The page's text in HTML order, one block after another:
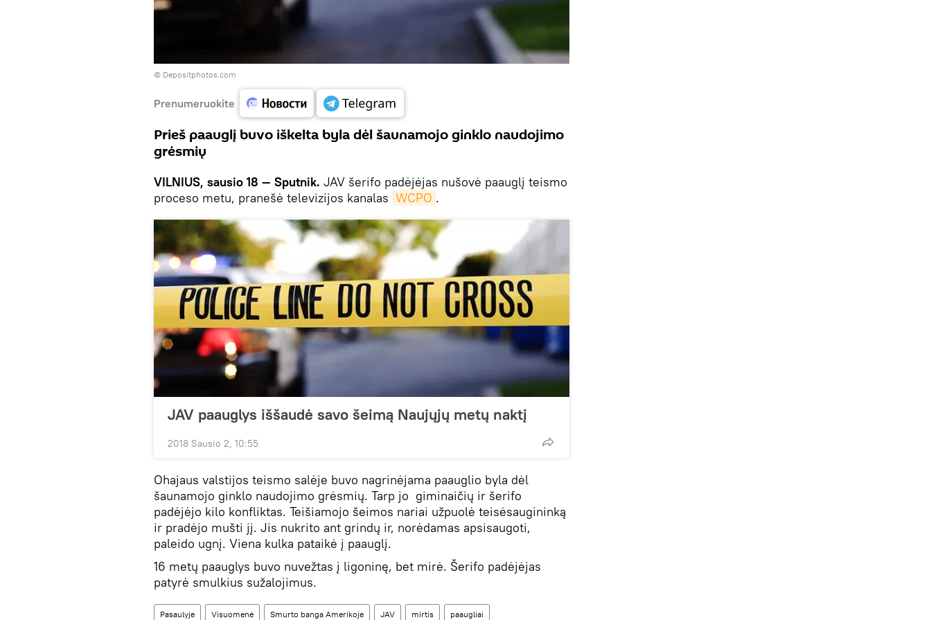
© Depositphotos.com
Prenumeruokite
Prieš paauglį buvo iškelta byla dėl šaunamojo ginklo naudojimo
grėsmių
VILNIUS, sausio 18 — Sputnik. JAV šerifo padėjėjas nušovė paauglį teismo
proceso metu, pranešė televizijos kanalas WCPO .
JAV paauglys iššaudė savo šeimą Naujųjų metų naktį
2018 Sausio 2, 10:55
Ohajaus valstijos teismo salėje buvo nagrinėjama paauglio byla dėl
šaunamojo ginklo naudojimo grėsmių. Tarp jo giminaičių ir šerifo
padėjėjo kilo konfliktas. Teišiamojo šeimos nariai užpuolė teisėsaugininką
ir pradėjo mušti jį. Jis nukrito ant grindų ir, norėdamas apsisaugoti,
paleido ugnį. Viena kulka pataikė į paauglį.
16 metų paauglys buvo nuvežtas į ligoninę, bet mirė. Šerifo padėjėjas
patyrė smulkius sužalojimus.
Pasaulyje Visuomenė Smurto banga Amerikoje JAV mirtis paaugliai